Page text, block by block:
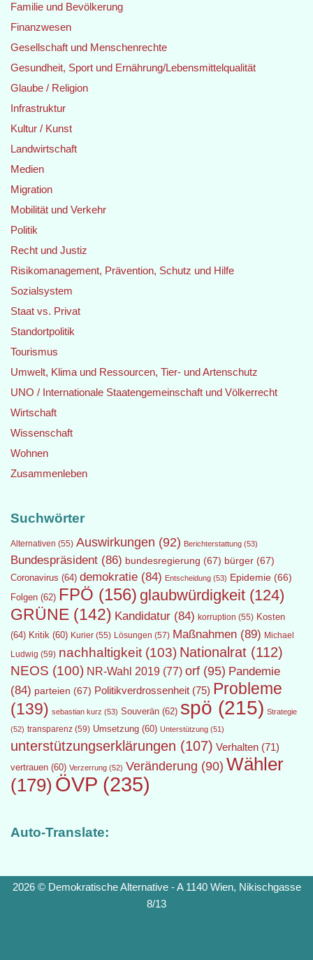
Familie und Bevölkerung
Finanzwesen
Gesellschaft und Menschenrechte
Gesundheit, Sport und Ernährung/Lebensmittelqualität
Glaube / Religion
Infrastruktur
Kultur / Kunst
Landwirtschaft
Medien
Migration
Mobilität und Verkehr
Politik
Recht und Justiz
Risikomanagement, Prävention, Schutz und Hilfe
Sozialsystem
Staat vs. Privat
Standortpolitik
Tourismus
Umwelt, Klima und Ressourcen, Tier- und Artenschutz
UNO / Internationale Staatengemeinschaft und Völkerrecht
Wirtschaft
Wissenschaft
Wohnen
Zusammenleben
Suchwörter
Alternativen (55) Auswirkungen (92) Berichterstattung (53)
Bundespräsident (86) bundesregierung (67) bürger (67)
Coronavirus (64) demokratie (84) Entscheidung (53) Epidemie (66)
Folgen (62) FPÖ (156) glaubwürdigkeit (124)
GRÜNE (142) Kandidatur (84) korruption (55) Kosten
(64) Kritik (60) Kurier (55) Lösungen (57) Maßnahmen (89) Michael
Ludwig (59) nachhaltigkeit (103) Nationalrat (112)
NEOS (100) NR-Wahl 2019 (77) orf (95) Pandemie
(84) parteien (67) Politikverdrossenheit (75) Probleme
(139) sebastian kurz (53) Souverän (62) spö (215) Strategie
(52) transparenz (59) Umsetzung (60) Unterstützung (51)
unterstützungserklärungen (107) Verhalten (71)
vertrauen (60) Verzerrung (52) Veränderung (90) Wähler
(179) ÖVP (235)
Auto-Translate:
2026 © Demokratische Alternative - A 1140 Wien, Nikischgasse
8/13